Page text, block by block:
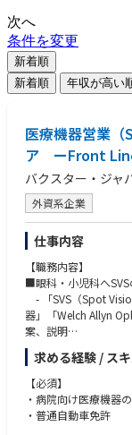
次へ
条件を変更
新着順
新着順
年収が高い
医療機器営業（
ア ーFront
バクスター・ジャ
外資系企業
仕事内容
【職務内容】
■眼科・小児科へ
- 「SVS（Spot
器」「Welch Allyn
案、説明
■病院、代理店への提
・ 導入の提案および
・ 採用施設へのフ
■代理店との関係構
求める経験 / ス
【必須】
・病院向け医療機器
・普通自動車免許